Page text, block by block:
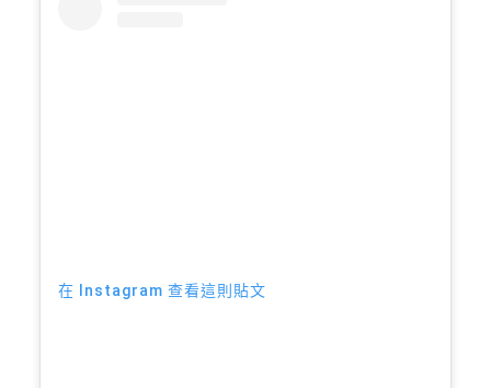
在 Instagram 查看這則貼文